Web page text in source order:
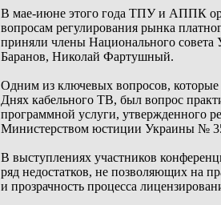
В мае-июне этого года ТПУ и АППК
вопросам регулирования рынка
приняли члены Национального
Баранов, Николай Фартушный.
Одним из ключевых вопросов,
Днях кабельного ТВ, был вопрос
программной услуги, утвержденного
Министерством юстиции Украины №
В выступлениях участников
ряд недостатков, не позволяющих на
и прозрачность процесса